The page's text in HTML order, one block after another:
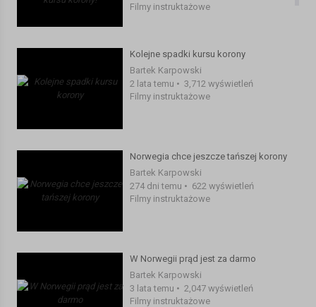
Filmy instruktażowe
Kolejne spadki kursu korony
Bartek Karpowski
2 lata temu • 3,712 wyświetleń
Filmy instruktażowe
Norwegia chce jeszcze tańszej korony
Bartek Karpowski
274 dni temu • 622 wyświetleń
Filmy instruktażowe
W Norwegii prąd jest za darmo
Bartek Karpowski
3 lata temu • 2,047 wyświetleń
Filmy instruktażowe